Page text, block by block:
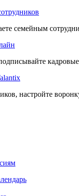
семейным
настройте